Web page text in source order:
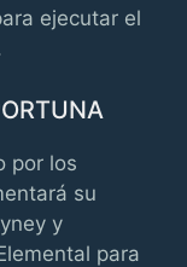
ejecutar el
por los
su
y
para